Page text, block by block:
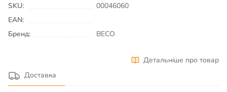
SKU:
00046060
EAN:
Бренд:
BECO
Детальніше про товар
Доставка